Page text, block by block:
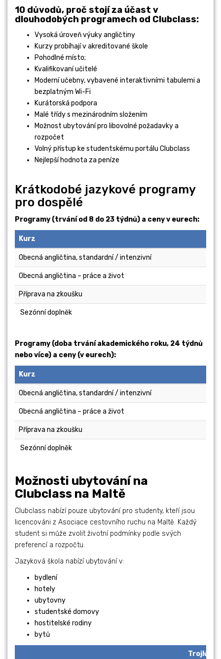
10 důvodů, proč stojí za účast v
dlouhodobých programech od Clubclass:
Vysoká úroveň výuky angličtiny
Kurzy probíhají v akreditované škole
Pohodlné místo;
Kvalifikovaní učitelé
Moderní učebny, vybavené interaktivními tabulemi a
bezplatným Wi-Fi
Kurátorská podpora
Malé třídy s mezinárodním složením
Možnost ubytování pro libovolné požadavky a
rozpočet
Volný přístup ke studentskému portálu Clubclass
Nejlepší hodnota za peníze
Krátkodobé jazykové programy
pro dospělé
Programy (trvání od 8 do 23 týdnů) a ceny v eurech:
Kurz
Obecná angličtina, standardní / intenzivní
Obecná angličtina – práce a život
Příprava na zkoušku
Sezónní doplněk
Programy (doba trvání akademického roku, 24 týdnů
nebo více) a ceny (v eurech):
Kurz
Obecná angličtina, standardní / intenzivní
Obecná angličtina – práce a život
Příprava na zkoušku
Sezónní doplněk
Možnosti ubytování na
Clubclass na Maltě
Clubclass nabízí pouze ubytování pro studenty, kteří jsou
licencováni z Asociace cestovního ruchu na Maltě. Každý
student si může zvolit životní podmínky podle svých
preferencí a rozpočtu.
Jazyková škola nabízí ubytování v:
bydlení
hotely
ubytovny
studentské domovy
hostitelské rodiny
bytů